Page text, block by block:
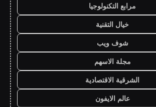
مرابع التكنولوجيا
خيال التقنية
شوف ويب
مجلة الاسهم
الشرقية الاقتصادية
عالم الايفون